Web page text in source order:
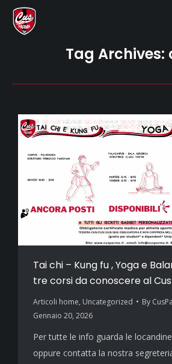
Tag Archives:
Tai chi – Kung fu , Yoga e
tre corsi da conoscere al
Articoli home, Uncategorized By
Gennaio 20, 2026
Per tutte le info guarda le
oppure contatta la nostra